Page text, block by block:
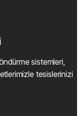
sistemleri,
tesislerinizi